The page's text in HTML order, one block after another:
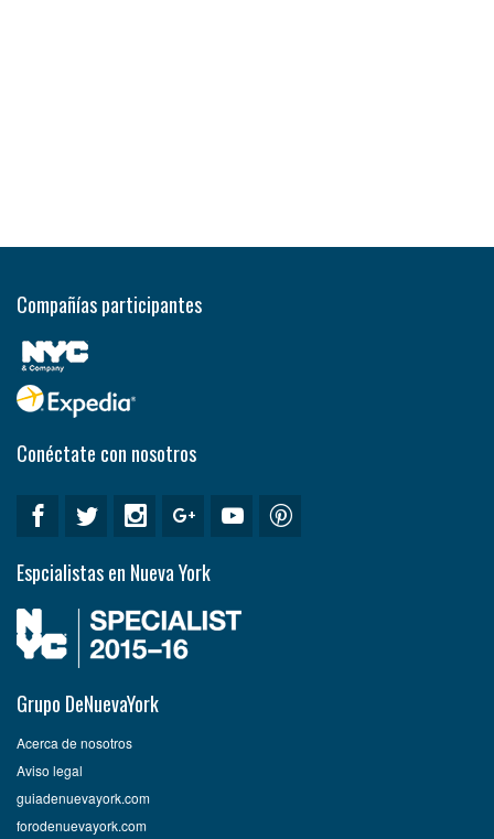
Compañías participantes
Conéctate con nosotros
Espcialistas en Nueva York
Grupo DeNuevaYork
Acerca de nosotros
Aviso legal
guiadenuevayork.com
forodenuevayork.com